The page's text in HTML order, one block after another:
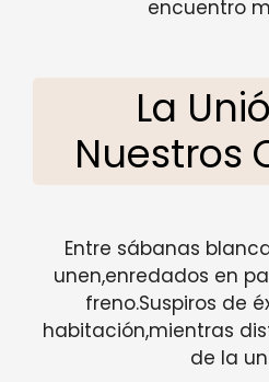
encuentro
La
Nuestros
Entre sábanas
unen,enredados en
freno.Suspiros de
habitación,mientras
de la